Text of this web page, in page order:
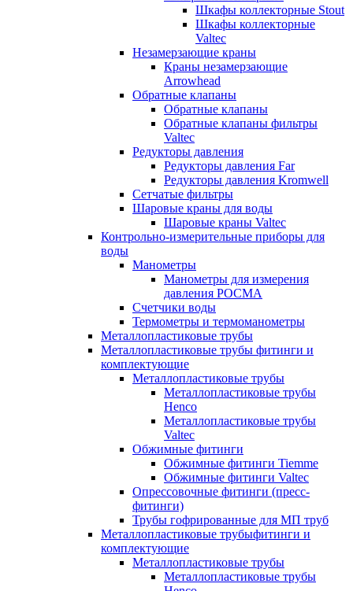
Шкафы коллекторные Stout
Шкафы коллекторные
Valtec
Незамерзающие краны
Краны незамерзающие
Arrowhead
Обратные клапаны
Обратные клапаны
Обратные клапаны фильтры
Valtec
Редукторы давления
Редукторы давления Far
Редукторы давления Kromwell
Сетчатые фильтры
Шаровые краны для воды
Шаровые краны Valtec
Контрольно-измерительные приборы для
воды
Манометры
Манометры для измерения
давления РОСМА
Счетчики воды
Термометры и термоманометры
Металлопластиковые трубы
Металлопластиковые трубы фитинги и
комплектующие
Металлопластиковые трубы
Металлопластиковые трубы
Henco
Металлопластиковые трубы
Valtec
Обжимные фитинги
Обжимные фитинги Tiemme
Обжимные фитинги Valtec
Опрессовочные фитинги (пресс-
фитинги)
Трубы гофрированные для МП труб
Металлопластиковые трубыфитинги и
комплектующие
Металлопластиковые трубы
Металлопластиковые трубы